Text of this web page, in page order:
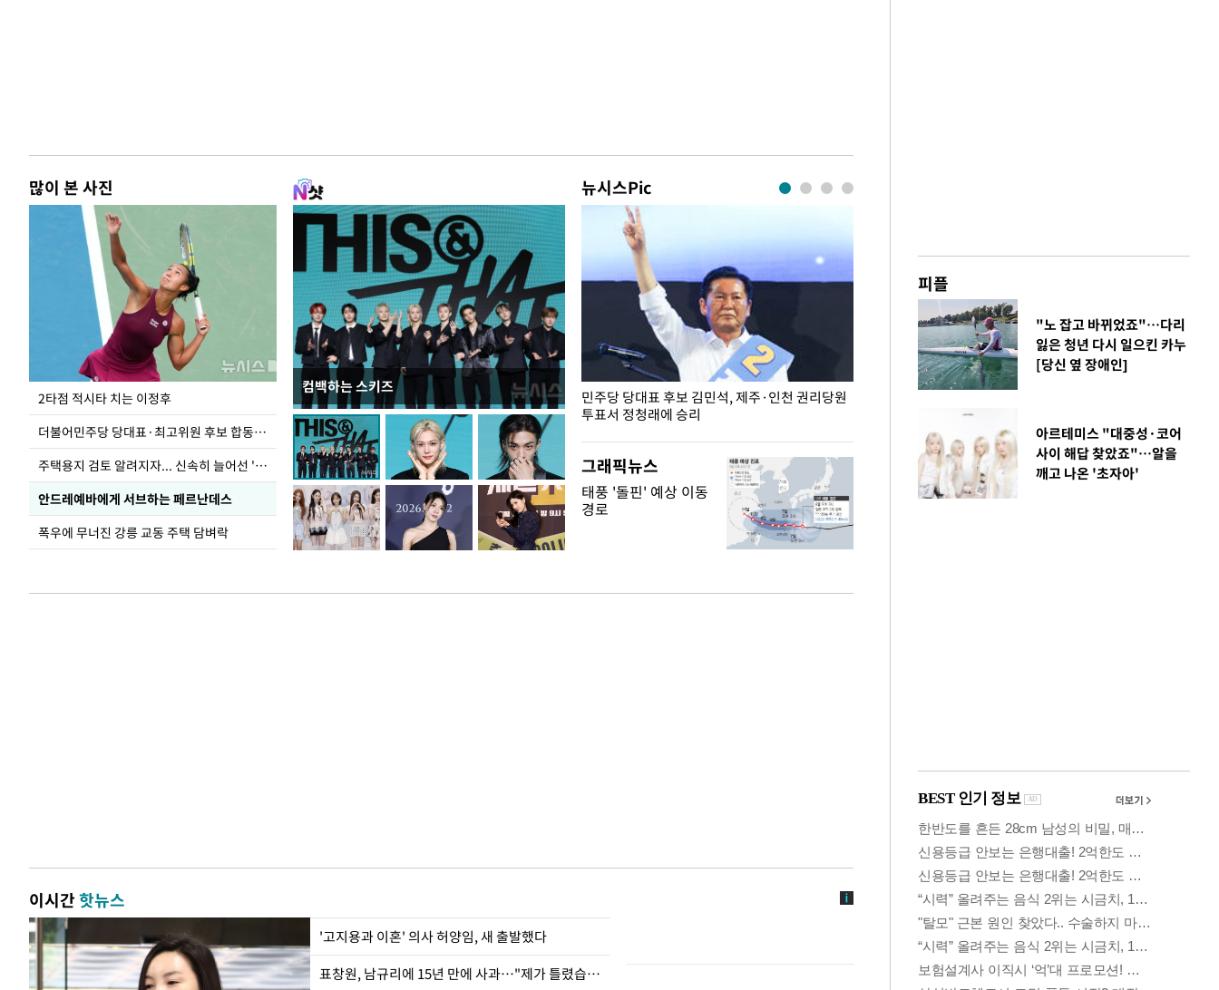
많이 본 사진
2타점 적시타 치는 이정후
더불어민주당 당대표·최고위원 후보 합동연설회
주택용지 검토 알려지자... 신속히 늘어선 '근조화환'
안드레예바에게 서브하는 페르난데스
폭우에 무너진 강릉 교동 주택 담벼락
컴백하는 스키즈
뉴시스Pic
이번주 국회에는 무슨 일이? [뉴시스국회토pic]
민주당 당대표 후보 김민석, 제주·인천 권리당원
투표서 정청래에 승리
그래픽뉴스
태풍 '돌핀' 예상 이동
경로
이시간핫뉴스
'고지용과 이혼' 의사 허양임, 새 출발했다
표창원, 남규리에 15년 만에 사과…"제가 틀렸습니다"
피플
"노 잡고 바뀌었죠"…다리
잃은 청년 다시 일으킨 카누
[당신 옆 장애인]
아르테미스 "대중성·코어
사이 해답 찾았죠"…알을
깨고 나온 '초자아'